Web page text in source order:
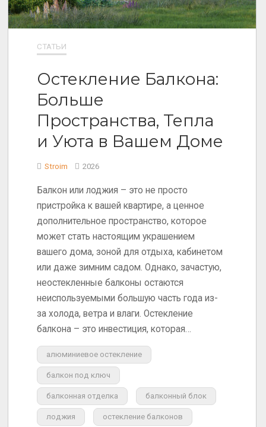
СТАТЬИ
Остекление Балкона:
Больше
Пространства, Тепла
и Уюта в Вашем Доме
Stroim 2026
Балкон или лоджия – это не просто
пристройка к вашей квартире, а ценное
дополнительное пространство, которое
может стать настоящим украшением
вашего дома, зоной для отдыха, кабинетом
или даже зимним садом. Однако, зачастую,
неостекленные балконы остаются
неиспользуемыми большую часть года из-
за холода, ветра и влаги. Остекление
балкона – это инвестиция, которая…
алюминиевое остекление
балкон под ключ
балконная отделка балконный блок
лоджия остекление балконов